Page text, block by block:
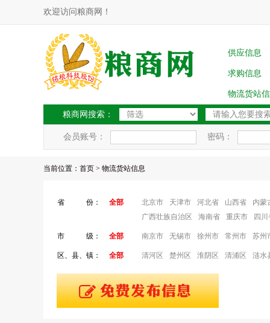
欢迎访问粮商网！
供应信息
求购信息
物流货站
粮商网搜索：
会员账号： 密码：
当前位置： 首页 > 物流货站信息
省 份： 全部 北京市 天津市 河北省 山西省 内蒙
广西壮族自治区
海南省 重庆市 四川
市 级： 全部 南京市 无锡市 徐州市 常州市 苏州
区、县、镇： 全部 清河区 楚州区 淮阴区 清浦区 涟水